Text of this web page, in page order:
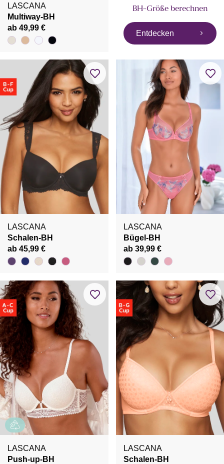
LASCANA
Multiway-BH
ab 49,99 €
BH-Größe berechnen
Entdecken
LASCANA
Schalen-BH
ab 45,99 €
LASCANA
Bügel-BH
ab 39,99 €
LASCANA
Push-up-BH
LASCANA
Schalen-BH